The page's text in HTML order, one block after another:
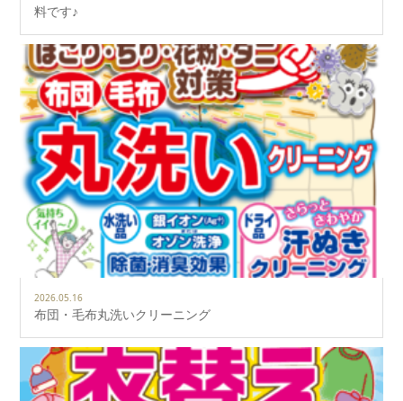
料です♪
2026.05.16
布団・毛布丸洗いクリーニング